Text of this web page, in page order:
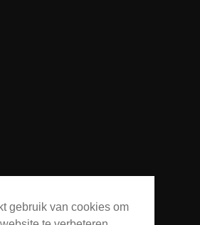
gebruik van cookies om